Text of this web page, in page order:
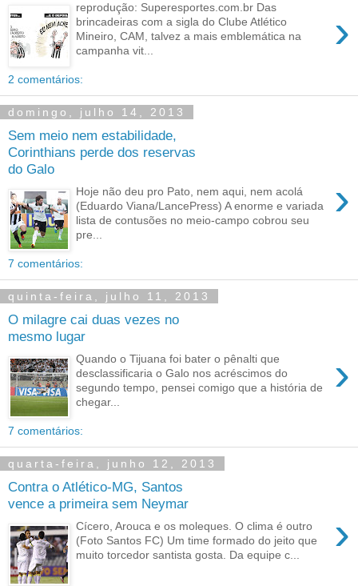
›
reprodução: Superesportes.com.br Das
brincadeiras com a sigla do Clube Atlético
Mineiro, CAM, talvez a mais emblemática na
campanha vit...
2 comentários:
domingo, julho 14, 2013
Sem meio nem estabilidade,
Corinthians perde dos reservas
do Galo
›
Hoje não deu pro Pato, nem aqui, nem acolá
(Eduardo Viana/LancePress) A enorme e variada
lista de contusões no meio-campo cobrou seu
pre...
7 comentários:
quinta-feira, julho 11, 2013
O milagre cai duas vezes no
mesmo lugar
›
Quando o Tijuana foi bater o pênalti que
desclassificaria o Galo nos acréscimos do
segundo tempo, pensei comigo que a história de
chegar...
7 comentários:
quarta-feira, junho 12, 2013
Contra o Atlético-MG, Santos
vence a primeira sem Neymar
›
Cícero, Arouca e os moleques. O clima é outro
(Foto Santos FC) Um time formado do jeito que
muito torcedor santista gosta. Da equipe c...